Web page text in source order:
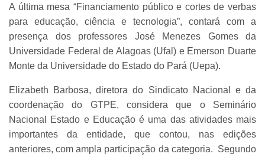
A última mesa “Financiamento público e cortes de verbas
para educação, ciência e tecnologia”, contará com a
presença dos professores José Menezes Gomes da
Universidade Federal de Alagoas (Ufal) e Emerson Duarte
Monte da Universidade do Estado do Pará (Uepa).
Elizabeth Barbosa, diretora do Sindicato Nacional e da
coordenação do GTPE, considera que o Seminário
Nacional Estado e Educação é uma das atividades mais
importantes da entidade, que contou, nas edições
anteriores, com ampla participação da categoria. Segundo